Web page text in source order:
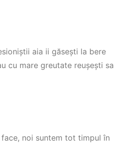
aia ii găsești la bere
cu mare greutate reușești sa
noi suntem tot timpul în